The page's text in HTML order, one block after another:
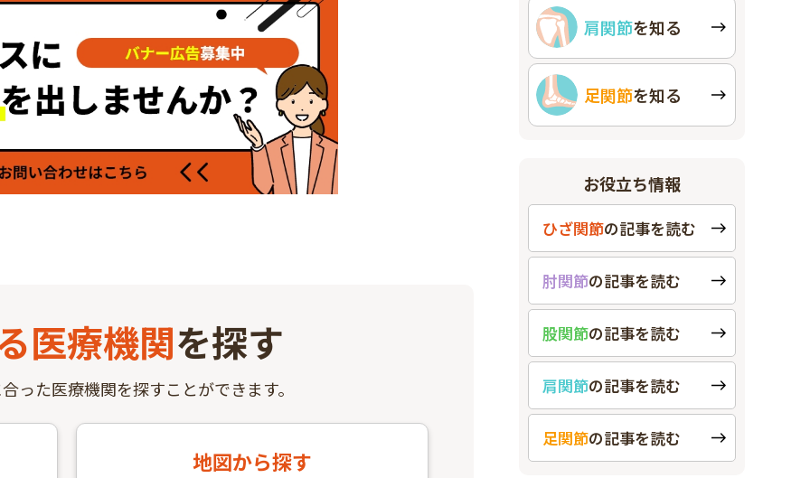
医療機関を探す
った医療機関を探すことができます。
地図から探す
肩関節を知る
足関節を知る
お役立ち情報
ひざ関節の記事を読む
肘関節の記事を読む
股関節の記事を読む
肩関節の記事を読む
足関節の記事を読む